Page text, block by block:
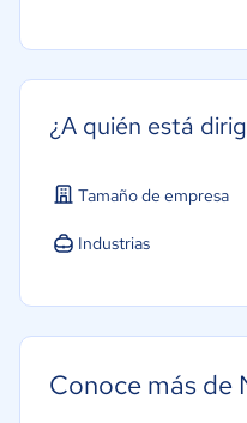
¿A quién está
Tamaño de empresa
Industrias
Conoce más de